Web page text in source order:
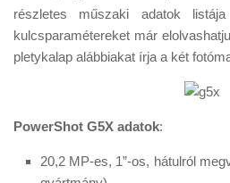
Érdekességek
Helyszíni Riport
részletes műszaki adatok
kulcsparamétereket már
pletykalap alábbiakat írja a két
PowerShot G5X adatok:
20,2 MP-es, 1”-os, hátulról